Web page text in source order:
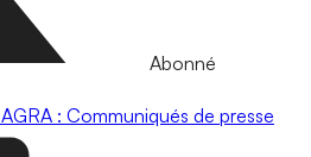
Abonné
AGRA : Communiqués de presse